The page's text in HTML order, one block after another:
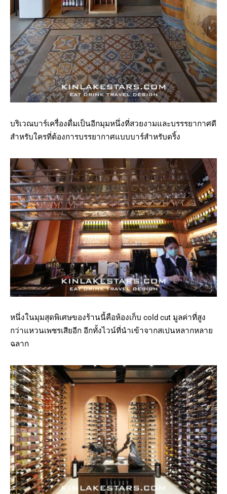
บริเวณบาร์เครื่องดื่มเป็นอีกมุมหนึ่งที่สวยงามและบรรรยากาศดี
สำหรับใครที่ต้องการบรรยากาศแบบบาร์สำหรับดริ้ง
หนึ่งในมุมสุดพิเศษของร้านนี้คือห้องเก็บ cold cut มูลค่าที่สูง
กว่าแหวนเพชรเสียอีก อีกทั้งไวน์ที่นำเข้าจากสเปนหลากหลาย
ฉลาก